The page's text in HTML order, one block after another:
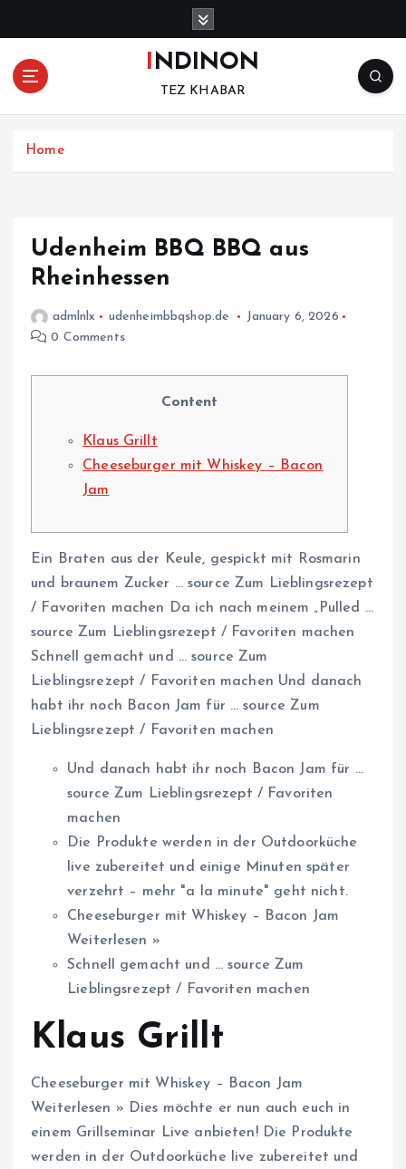
o
INDINON
TEZ KHABAR
Home
Udenheim BBQ BBQ aus
Rheinhessen
admlnlx udenheimbbqshop.de
January 6, 2026
0 Comments
Content
Klaus Grillt
Cheeseburger mit Whiskey – Bacon
Jam
Ein Braten aus der Keule, gespickt mit Rosmarin
und braunem Zucker … source Zum Lieblingsrezept
/ Favoriten machen Da ich nach meinem „Pulled …
source Zum Lieblingsrezept / Favoriten machen
Schnell gemacht und … source Zum
Lieblingsrezept / Favoriten machen Und danach
habt ihr noch Bacon Jam für … source Zum
Lieblingsrezept / Favoriten machen
Und danach habt ihr noch Bacon Jam für …
source Zum Lieblingsrezept / Favoriten
machen
Die Produkte werden in der Outdoorküche
live zubereitet und einige Minuten später
verzehrt – mehr "a la minute" geht nicht.
Cheeseburger mit Whiskey – Bacon Jam
Weiterlesen »
Schnell gemacht und … source Zum
Lieblingsrezept / Favoriten machen
Klaus Grillt
Cheeseburger mit Whiskey – Bacon Jam
Weiterlesen » Dies möchte er nun auch euch in
einem Grillseminar Live anbieten! Die Produkte
werden in der Outdoorküche live zubereitet und